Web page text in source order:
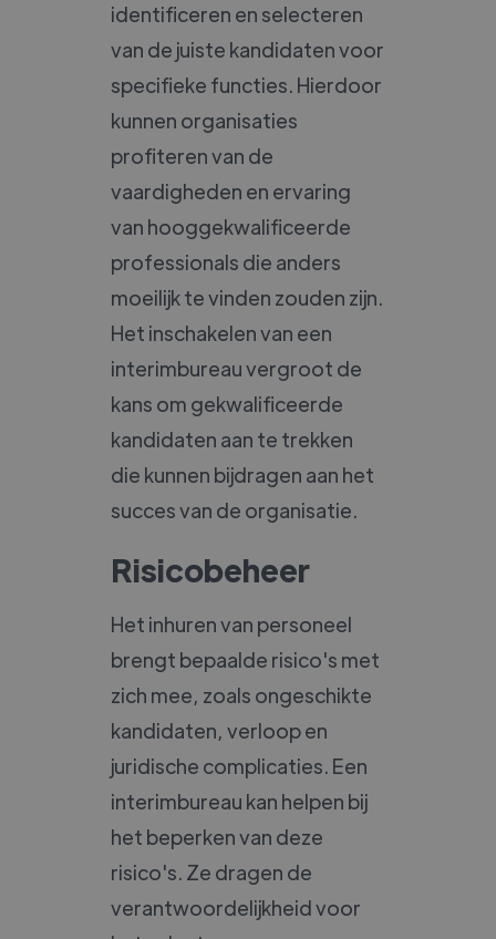
identificeren en selecteren
van de juiste kandidaten voor
specifieke functies. Hierdoor
kunnen organisaties
profiteren van de
vaardigheden en ervaring
van hooggekwalificeerde
professionals die anders
moeilijk te vinden zouden zijn.
Het inschakelen van een
interimbureau vergroot de
kans om gekwalificeerde
kandidaten aan te trekken
die kunnen bijdragen aan het
succes van de organisatie.
Risicobeheer
Het inhuren van personeel
brengt bepaalde risico's met
zich mee, zoals ongeschikte
kandidaten, verloop en
juridische complicaties. Een
interimbureau kan helpen bij
het beperken van deze
risico's. Ze dragen de
verantwoordelijkheid voor